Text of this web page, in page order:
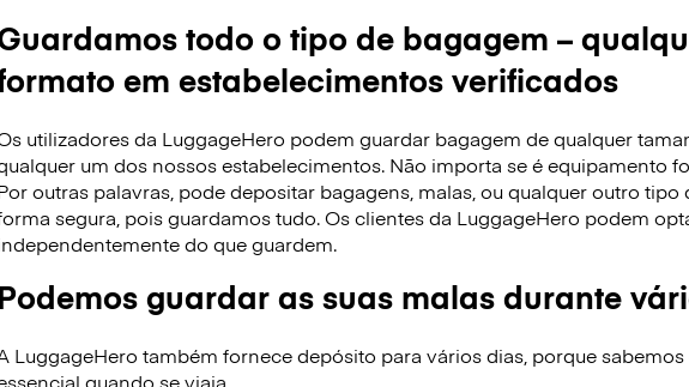
todo o tipo de bagagem –
em estabelecimentos verificados
utilizadores da LuggageHero podem guardar bagagem de qualquer
um dos nossos estabelecimentos. Não importa se é equipamento
outras palavras, pode depositar bagagens, malas, ou qualquer outro
segura, pois guardamos tudo. Os clientes da LuggageHero podem
do que guardem.
Podemos guardar as suas malas durante
LuggageHero também fornece depósito para vários dias, porque
quando se viaja.